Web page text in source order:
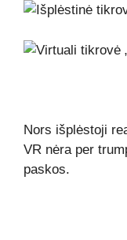
Nors išplėstoji
VR nėra per
paskos.